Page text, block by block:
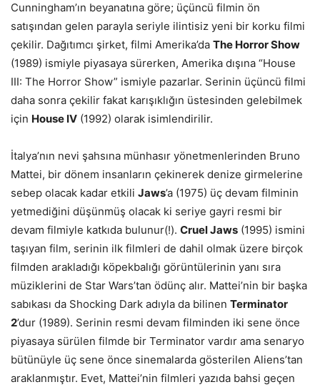
Cunningham’ın beyanatına göre; üçüncü filmin ön
satışından gelen parayla seriyle ilintisiz yeni bir korku filmi
çekilir. Dağıtımcı şirket, filmi Amerika’da The Horror Show
(1989) ismiyle piyasaya sürerken, Amerika dışına “House
III: The Horror Show” ismiyle pazarlar. Serinin üçüncü filmi
daha sonra çekilir fakat karışıklığın üstesinden gelebilmek
için House IV (1992) olarak isimlendirilir.
İtalya’nın nevi şahsına münhasır yönetmenlerinden Bruno
Mattei, bir dönem insanların çekinerek denize girmelerine
sebep olacak kadar etkili Jaws’a (1975) üç devam filminin
yetmediğini düşünmüş olacak ki seriye gayri resmi bir
devam filmiyle katkıda bulunur(!). Cruel Jaws (1995) ismini
taşıyan film, serinin ilk filmleri de dahil olmak üzere birçok
filmden arakladığı köpekbalığı görüntülerinin yanı sıra
müziklerini de Star Wars’tan ödünç alır. Mattei’nin bir başka
sabıkası da Shocking Dark adıyla da bilinen Terminator
2’dur (1989). Serinin resmi devam filminden iki sene önce
piyasaya sürülen filmde bir Terminator vardır ama senaryo
bütünüyle üç sene önce sinemalarda gösterilen Aliens’tan
araklanmıştır. Evet, Mattei’nin filmleri yazıda bahsi geçen